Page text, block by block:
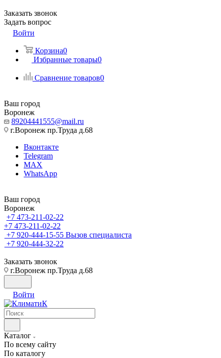
Заказать звонок
Задать вопрос
Войти
Корзина0
Избранные товары0
Сравнение товаров0
Ваш город
Воронеж
89204441555@mail.ru
г.Воронеж пр.Труда д.68
Вконтакте
Telegram
MAX
WhatsApp
Ваш город
Воронеж
+7 473-211-02-22
+7 473-211-02-22
+7 920-444-15-55 Вызов специалиста
+7 920-444-32-22
Заказать звонок
г.Воронеж пр.Труда д.68
Войти
Каталог
По всему сайту
По каталогу